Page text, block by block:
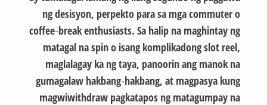
ng desisyon, perpekto para sa mga commuter o
coffee‑break enthusiasts. Sa halip na maghintay ng
matagal na spin o isang komplikadong slot reel,
maglalagay ka ng taya, panoorin ang manok na
gumagalaw hakbang‑hakbang, at magpasya kung
magwiwithdraw pagkatapos ng matagumpay na